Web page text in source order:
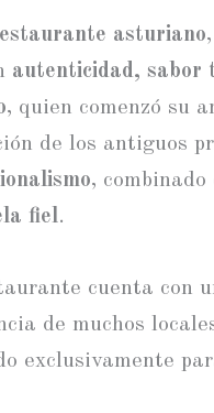
asturiano
autenticidad, sabor
, quien comenzó su
de los antiguos
, combinado
fiel.
cuenta con
de muchos
exclusivamente